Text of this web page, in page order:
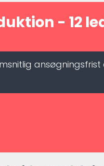
- 12
ansøgningsfrist